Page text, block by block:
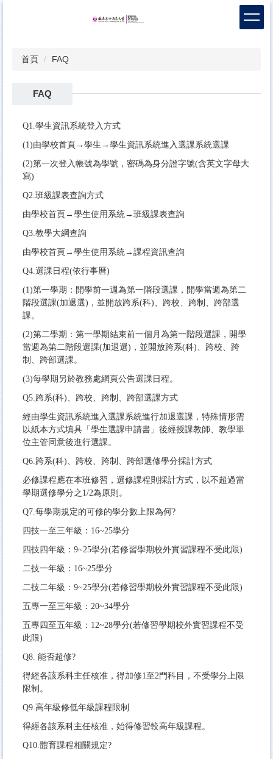
首頁 FAQ
FAQ
Q1.學生資訊系統登入方式
(1)由學校首頁→學生→學生資訊系統進入選課系統選課
(2)第一次登入帳號為學號，密碼為身分證字號(含英文字母大
寫)
Q2.班級課表查詢方式
由學校首頁→學生使用系統→班級課表查詢
Q3.教學大綱查詢
由學校首頁→學生使用系統→課程資訊查詢
Q4.選課日程(依行事曆)
(1)第一學期：開學前一週為第一階段選課，開學當週為第二
階段選課(加退選)，並開放跨系(科)、跨校、跨制、跨部選
課。
(2)第二學期：第一學期結束前一個月為第一階段選課，開學
當週為第二階段選課(加退選)，並開放跨系(科)、跨校、跨
制、跨部選課。
(3)每學期另於教務處網頁公告選課日程。
Q5.跨系(科)、跨校、跨制、跨部選課方式
經由學生資訊系統進入選課系統進行加退選課，特殊情形需
以紙本方式填具「學生選課申請書」後經授課教師、教學單
位主管同意後進行選課。
Q6.跨系(科)、跨校、跨制、跨部選修學分採計方式
必修課程應在本班修習，選修課程則採計方式，以不超過當
學期選修學分之1/2為原則。
Q7.每學期規定的可修的學分數上限為何?
四技一至三年級：16~25學分
四技四年級：9~25學分(若修習學期校外實習課程不受此限)
二技一年級：16~25學分
二技二年級：9~25學分(若修習學期校外實習課程不受此限)
五專一至三年級：20~34學分
五專四至五年級：12~28學分(若修習學期校外實習課程不受
此限)
Q8. 能否超修?
得經各該系科主任核准，得加修1至2門科目，不受學分上限
限制。
Q9.高年級修低年級課程限制
得經各該系科主任核准，始得修習較高年級課程。
Q10.體育課程相關規定?